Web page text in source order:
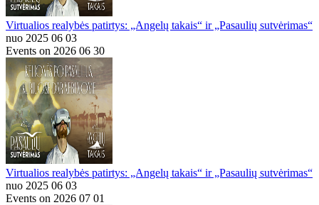
Virtualios realybės patirtys: „Angelų takais“ ir „Pasaulių sutvėrimas“
nuo 2025 06 03
Events on 2026 06 30
Virtualios realybės patirtys: „Angelų takais“ ir „Pasaulių sutvėrimas“
nuo 2025 06 03
Events on 2026 07 01